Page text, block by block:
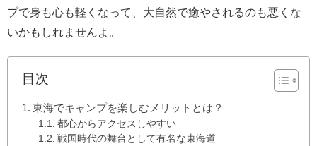
プで身も心も軽くなって、大自然で癒やされるのも悪くな
いかもしれませんよ。
目次
東海でキャンプを楽しむメリットとは？
都心からアクセスしやすい
戦国時代の舞台として有名な東海道